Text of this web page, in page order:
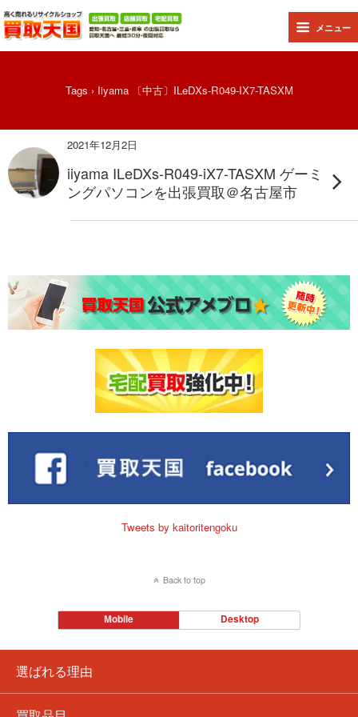
メニュー
Tags › Iiyama 〔中古〕ILeDXs-R049-IX7-TASXM
選ばれる理由
2021年12月2日
iiyama ILeDXs-R049-iX7-TASXM ゲーミ
ングパソコンを出張買取＠名古屋市
Tweets by kaitoritengoku
Back to top
Mobile Desktop